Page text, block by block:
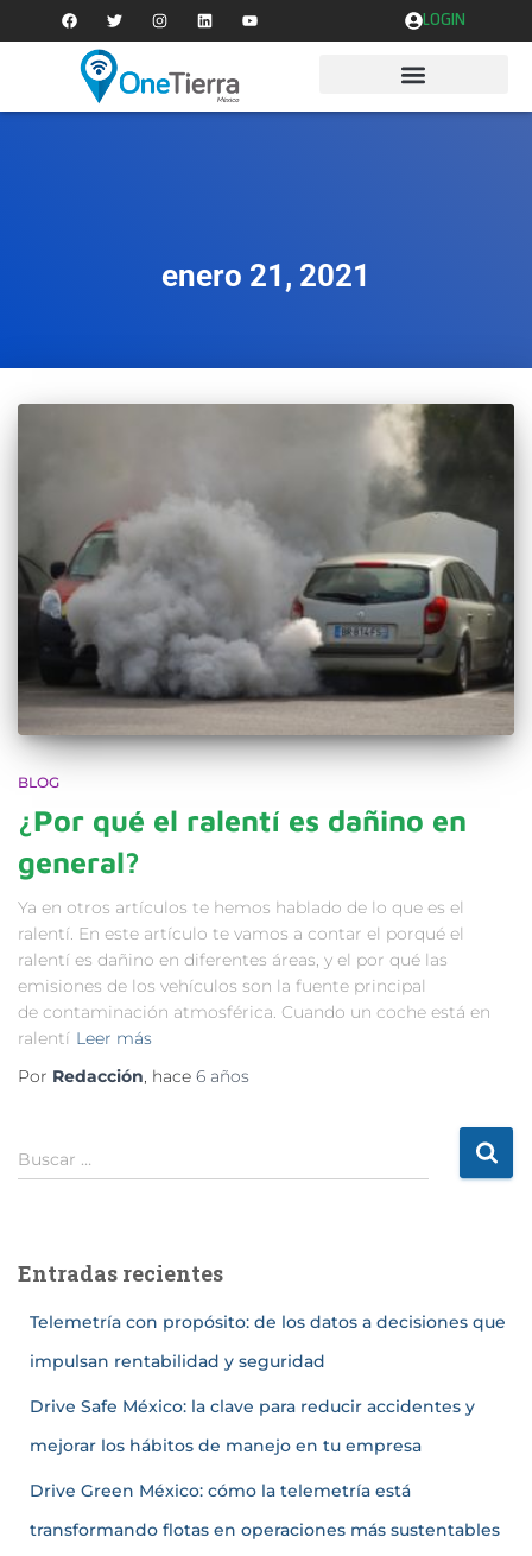
LOGIN
enero 21, 2021
BLOG
¿Por qué el ralentí es dañino en
general?
Ya en otros artículos te hemos hablado de lo que es el
ralentí. En este artículo te vamos a contar el porqué el
ralentí es dañino en diferentes áreas, y el por qué las
emisiones de los vehículos son la fuente principal
de contaminación atmosférica. Cuando un coche está en
ralentí Leer más
Por Redacción, hace 6 años
Buscar …
Entradas recientes
Telemetría con propósito: de los datos a decisiones que
impulsan rentabilidad y seguridad
Drive Safe México: la clave para reducir accidentes y
mejorar los hábitos de manejo en tu empresa
Drive Green México: cómo la telemetría está
transformando flotas en operaciones más sustentables